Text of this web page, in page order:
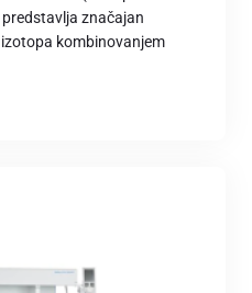
značajan
kombinovanjem